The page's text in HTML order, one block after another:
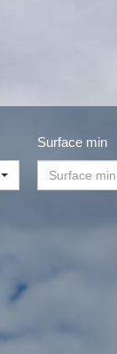
Surface min